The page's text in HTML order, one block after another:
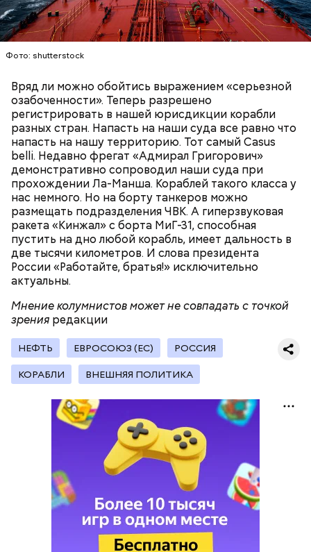
Фото: shutterstock
Вряд ли можно обойтись выражением «серьезной
озабоченности». Теперь разрешено
регистрировать в нашей юрисдикции корабли
разных стран. Напасть на наши суда все равно что
напасть на нашу территорию. Тот самый Саsus
belli. Недавно фрегат «Адмирал Григорович»
демонстративно сопроводил наши суда при
прохождении Ла-Манша. Кораблей такого класса у
нас немного. Но на борту танкеров можно
размещать подразделения ЧВК. А гиперзвуковая
ракета «Кинжал» с борта МиГ-31, способная
пустить на дно любой корабль, имеет дальность в
две тысячи километров. И слова президента
России «Работайте, братья!» исключительно
актуальны.
Мнение колумнистов может не совпадать с точкой
зрения редакции
НЕФТЬ ЕВРОСОЮЗ (ЕС) РОССИЯ
КОРАБЛИ ВНЕШНЯЯ ПОЛИТИКА
кабачок;
петрушка;
оливковое масло;
— Кабачки, порезанные кубиками, нужно легко
петрушки, чеснок, соль и оливковое масло.
Получается очень вкусно, — поделился рецептом
Копылов.
Спагетти из кабачков
с сахарным диабетом;
лишним весом.
— В дыне содержится много сахара, который
представлен фруктозой. С одной стороны — это
хорошо, потому что дает энергию. Но важно
помнить, что сладкими дынями не нужно сильно
увлекаться, так же как и арбузами, людям с
сахарным диабетом и лишним весом, —
подчеркнула доктор.